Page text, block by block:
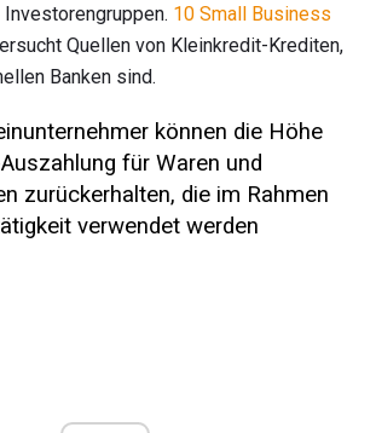
10 Small Business
Quellen von Kleinkredit-Krediten,
Banken sind.
können die Höhe
für Waren und
zurückerhalten, die im Rahmen
verwendet werden